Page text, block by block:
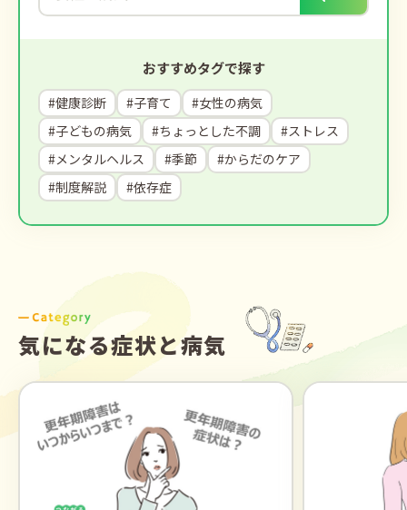
おすすめタグで探す
#健康診断 #子育て
#女性の病気
#子どもの病気
#ちょっとした不調
#ストレス
#メンタルヘルス
#季節
#からだのケア
#制度解説
#依存症
気になる症状と病気